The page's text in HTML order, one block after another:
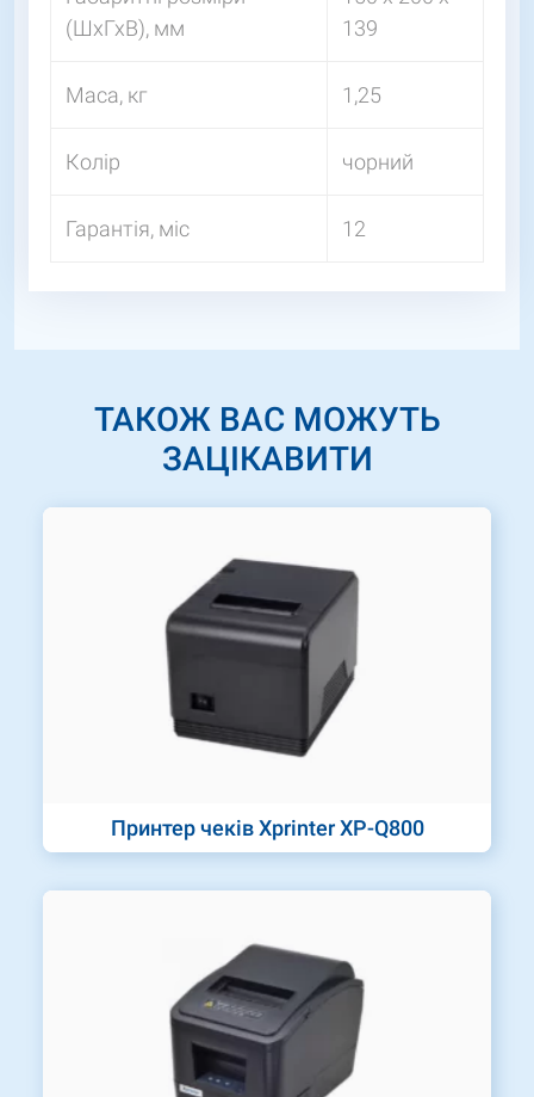
(ШхГхВ), мм
139
Маса, кг 1,25
Колір чорний
Гарантія, міс 12
ТАКОЖ ВАС МОЖУТЬ
ЗАЦІКАВИТИ
Принтер чеків Xprinter XP-Q800